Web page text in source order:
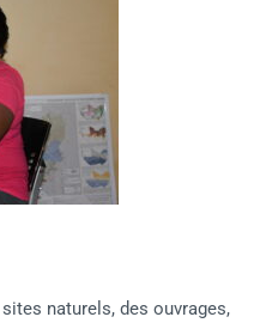
naturels, des ouvrages,